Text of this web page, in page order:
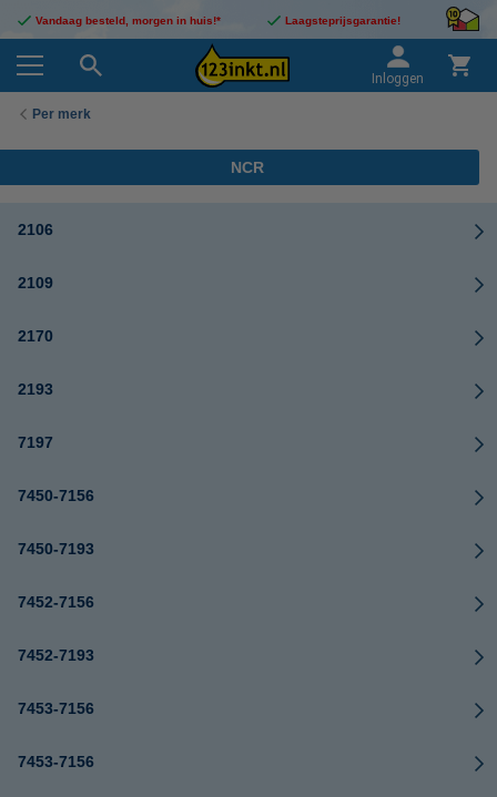
Vandaag besteld, morgen in huis!* Laagsteprijsgarantie!
Inloggen
Per merk
NCR
2106
2109
2170
2193
7197
7450-7156
7450-7193
7452-7156
7452-7193
7453-7156
7453-7156